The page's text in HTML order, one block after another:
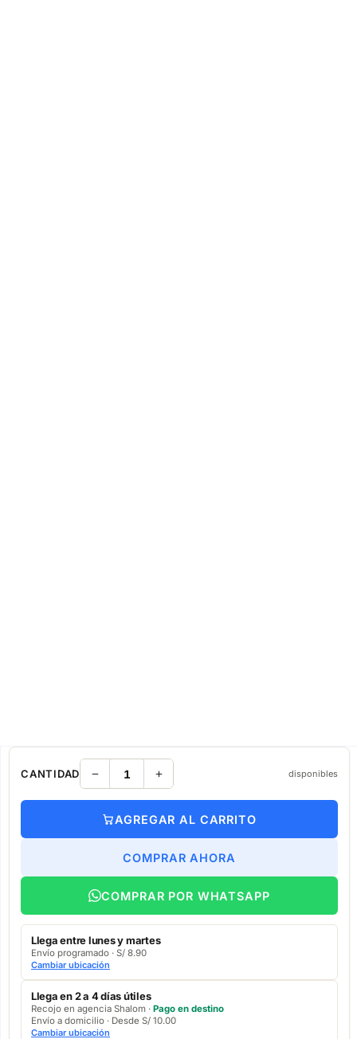
CANTIDAD disponibles
AGREGAR AL CARRITO
COMPRAR AHORA
COMPRAR POR WHATSAPP
Llega entre lunes y martes
Envío programado · S/ 8.90
Cambiar ubicación
Llega en 2 a 4 días útiles
Recojo en agencia Shalom · Pago en destino
Envío a domicilio · Desde S/ 10.00
Cambiar ubicación